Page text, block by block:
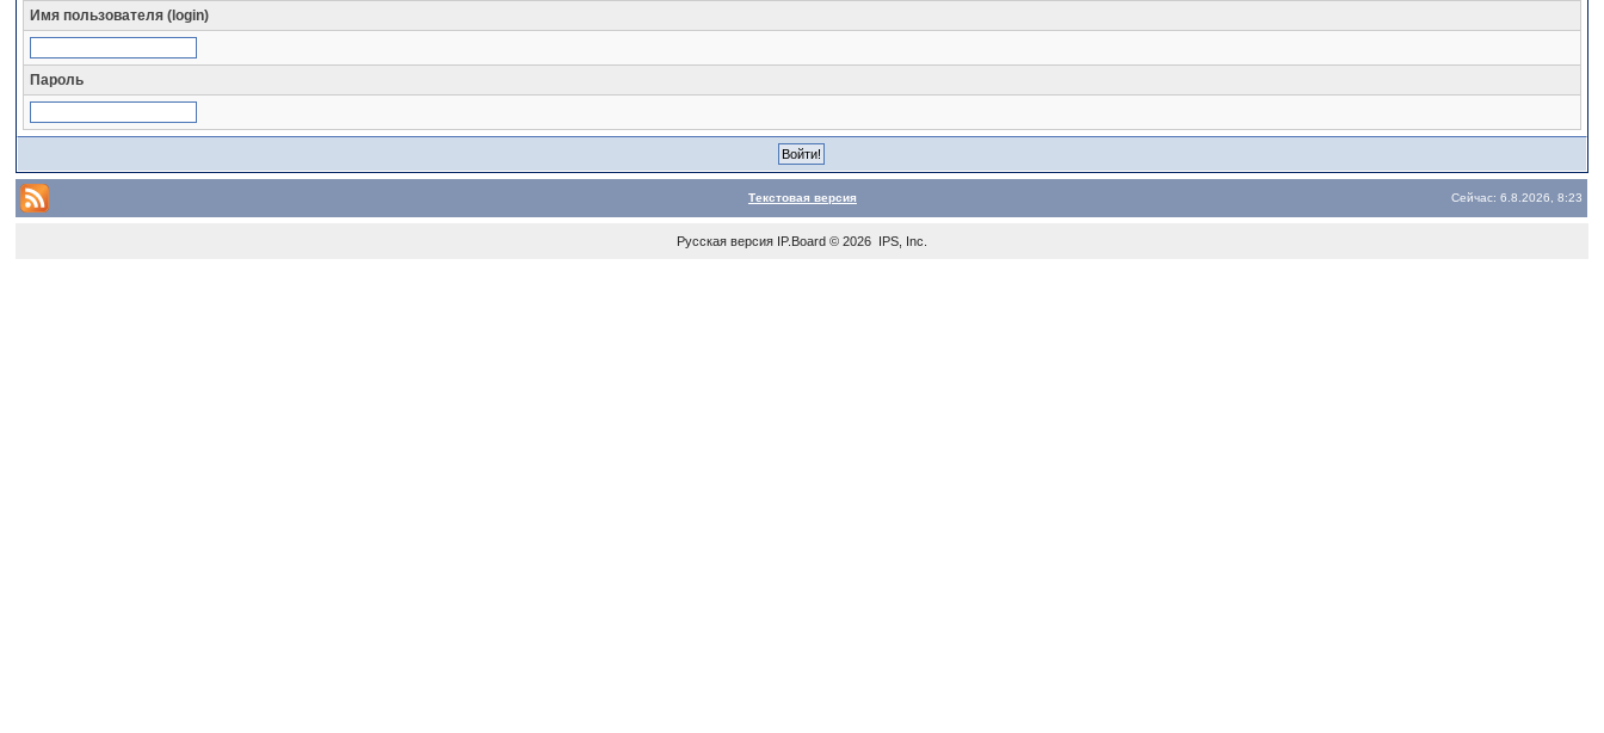
Имя пользователя (login)
Пароль
Текстовая версия Сейчас: 6.8.2026, 8:23
Русская версия IP.Board© 2026 IPS, Inc